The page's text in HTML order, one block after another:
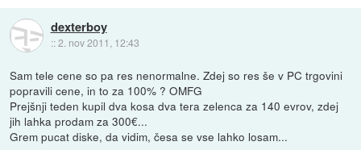
dexterboy
::2. nov 2011, 12:43
Sam tele cene so pa res nenormalne. Zdej so res še v PC trgovini
popravili cene, in to za 100% ? OMFG
Prejšnji teden kupil dva kosa dva tera zelenca za 140 evrov, zdej
jih lahka prodam za 300€...
Grem pucat diske, da vidim, česa se vse lahko losam...